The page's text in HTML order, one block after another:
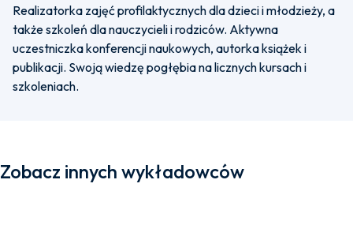
Realizatorka zajęć profilaktycznych dla dzieci i młodzieży, a
także szkoleń dla nauczycieli i rodziców. Aktywna
uczestniczka konferencji naukowych, autorka książek i
publikacji. Swoją wiedzę pogłębia na licznych kursach i
szkoleniach.
Zobacz innych wykładowców